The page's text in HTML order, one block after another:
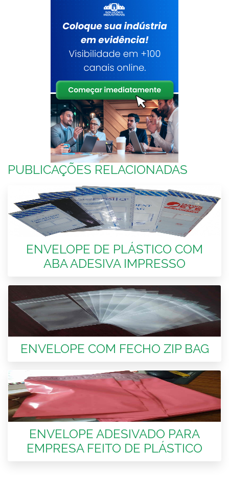
PUBLICAÇÕES RELACIONADAS
ENVELOPE DE PLÁSTICO COM
ABA ADESIVA IMPRESSO
ENVELOPE COM FECHO ZIP BAG
ENVELOPE ADESIVADO PARA
EMPRESA FEITO DE PLÁSTICO